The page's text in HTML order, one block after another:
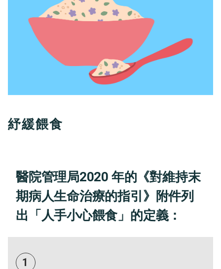
紓緩餵食
醫院管理局2020 年的《對維持末
期病人生命治療的指引》附件列
出「人手小心餵食」的定義：
1